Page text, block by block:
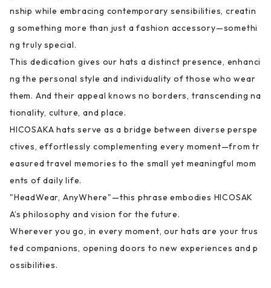
nship while embracing contemporary sensibilities, creatin
g something more than just a fashion accessory—somethi
ng truly special.
This dedication gives our hats a distinct presence, enhanci
ng the personal style and individuality of those who wear
them. And their appeal knows no borders, transcending na
tionality, culture, and place.
HICOSAKA hats serve as a bridge between diverse perspe
ctives, effortlessly complementing every moment—from tr
easured travel memories to the small yet meaningful mom
ents of daily life.
"HeadWear, AnyWhere"—this phrase embodies HICOSAK
A’s philosophy and vision for the future.
Wherever you go, in every moment, our hats are your trus
ted companions, opening doors to new experiences and p
ossibilities.